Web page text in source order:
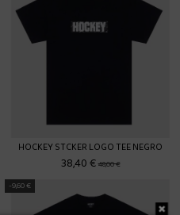
HOCKEY STCKER LOGO TEE NEGRO
38,40 €48,00 €
-9,60 €